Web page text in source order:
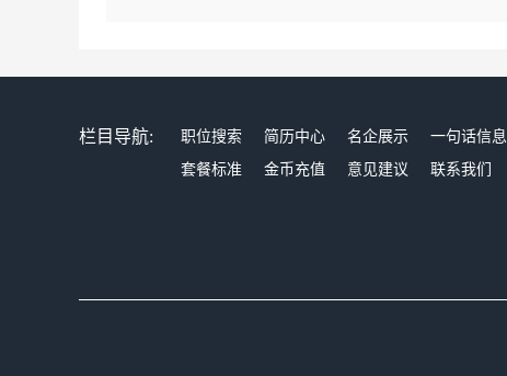
栏目导航: 职位搜索 简历中心 名企展示 一句话信息
套餐标准
金币充值 意见建议 联系我们